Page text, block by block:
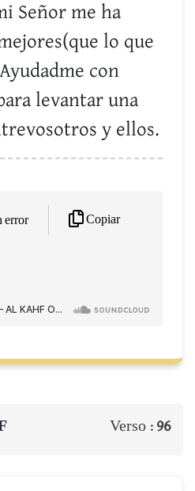
Señor me ha
lo que
con
levantar una
y ellos.
error Copiar
Verso : 96